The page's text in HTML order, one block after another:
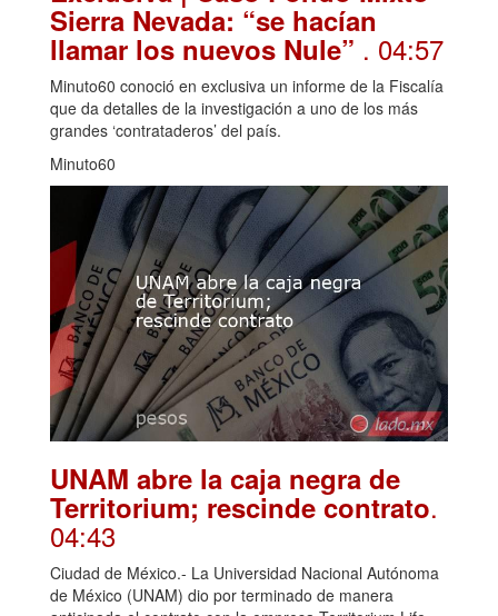
Sierra Nevada: “se hacían
llamar los nuevos Nule” . 04:57
Minuto60 conoció en exclusiva un informe de la Fiscalía
que da detalles de la investigación a uno de los más
grandes ‘contrataderos’ del país.
Minuto60
UNAM abre la caja negra de
Territorium; rescinde contrato.
04:43
Ciudad de México.- La Universidad Nacional Autónoma
de México (UNAM) dio por terminado de manera